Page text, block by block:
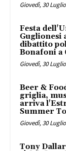
Giovedì, 30
Festa
Guglionesi
dibattito
Bonafoni a
Giovedì, 30
Beer &
griglia,
arriva
Summer
Giovedì, 30
Tony